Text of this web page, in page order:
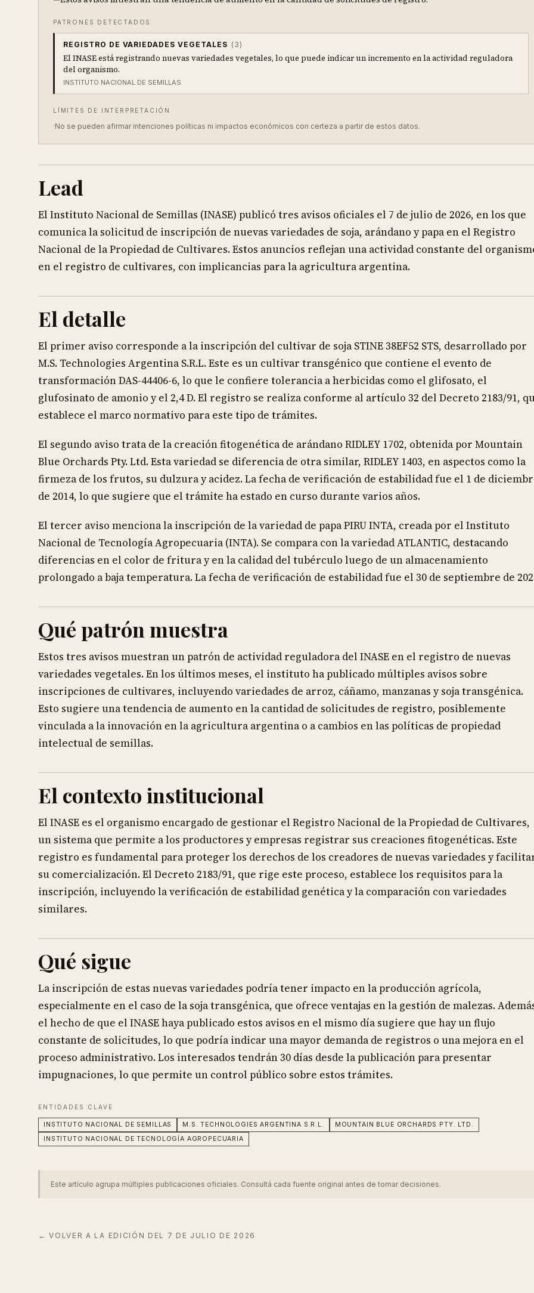
PATRONES DETECTADOS
REGISTRO DE VARIEDADES VEGETALES ( 3)
El INASE está registrando nuevas variedades vegetales, lo que puede indicar un incremento en la actividad reguladora
del organismo.
INSTITUTO NACIONAL DE SEMILLAS
LÍMITES DE INTERPRETACIÓN
·No se pueden afirmar intenciones políticas ni impactos económicos con certeza a partir de estos datos.
Lead
El Instituto Nacional de Semillas (INASE) publicó tres avisos oficiales el 7 de julio de 2026, en los que
comunica la solicitud de inscripción de nuevas variedades de soja, arándano y papa en el Registro
Nacional de la Propiedad de Cultivares. Estos anuncios reflejan una actividad constante del
en el registro de cultivares, con implicancias para la agricultura argentina.
El detalle
El primer aviso corresponde a la inscripción del cultivar de soja STINE 38EF52 STS, desarrollado por
M.S. Technologies Argentina S.R.L. Este es un cultivar transgénico que contiene el evento de
transformación DAS-44406-6, lo que le confiere tolerancia a herbicidas como el glifosato, el
glufosinato de amonio y el 2,4 D. El registro se realiza conforme al artículo 32 del Decreto 2183/91,
establece el marco normativo para este tipo de trámites.
El segundo aviso trata de la creación fitogenética de arándano RIDLEY 1702, obtenida por Mountain
Blue Orchards Pty. Ltd. Esta variedad se diferencia de otra similar, RIDLEY 1403, en aspectos como la
firmeza de los frutos, su dulzura y acidez. La fecha de verificación de estabilidad fue el 1 de
de 2014, lo que sugiere que el trámite ha estado en curso durante varios años.
El tercer aviso menciona la inscripción de la variedad de papa PIRU INTA, creada por el Instituto
Nacional de Tecnología Agropecuaria (INTA). Se compara con la variedad ATLANTIC, destacando
diferencias en el color de fritura y en la calidad del tubérculo luego de un almacenamiento
prolongado a baja temperatura. La fecha de verificación de estabilidad fue el 30 de septiembre de
Qué patrón muestra
Estos tres avisos muestran un patrón de actividad reguladora del INASE en el registro de nuevas
variedades vegetales. En los últimos meses, el instituto ha publicado múltiples avisos sobre
inscripciones de cultivares, incluyendo variedades de arroz, cáñamo, manzanas y soja transgénica.
Esto sugiere una tendencia de aumento en la cantidad de solicitudes de registro, posiblemente
vinculada a la innovación en la agricultura argentina o a cambios en las políticas de propiedad
intelectual de semillas.
El contexto institucional
El INASE es el organismo encargado de gestionar el Registro Nacional de la Propiedad de Cultivares,
un sistema que permite a los productores y empresas registrar sus creaciones fitogenéticas. Este
registro es fundamental para proteger los derechos de los creadores de nuevas variedades y
su comercialización. El Decreto 2183/91, que rige este proceso, establece los requisitos para la
inscripción, incluyendo la verificación de estabilidad genética y la comparación con variedades
similares.
Qué sigue
La inscripción de estas nuevas variedades podría tener impacto en la producción agrícola,
especialmente en el caso de la soja transgénica, que ofrece ventajas en la gestión de malezas.
el hecho de que el INASE haya publicado estos avisos en el mismo día sugiere que hay un flujo
constante de solicitudes, lo que podría indicar una mayor demanda de registros o una mejora en el
proceso administrativo. Los interesados tendrán 30 días desde la publicación para presentar
impugnaciones, lo que permite un control público sobre estos trámites.
ENTIDADES CLAVE
INSTITUTO NACIONAL DE SEMILLAS M.S. TECHNOLOGIES ARGENTINA S.R.L.
MOUNTAIN BLUE ORCHARDS PTY. LTD.
INSTITUTO NACIONAL DE TECNOLOGÍA AGROPECUARIA
Este artículo agrupa múltiples publicaciones oficiales. Consultá cada fuente original antes de tomar decisiones.
← VOLVER A LA EDICIÓN DEL 7 DE JULIO DE 2026